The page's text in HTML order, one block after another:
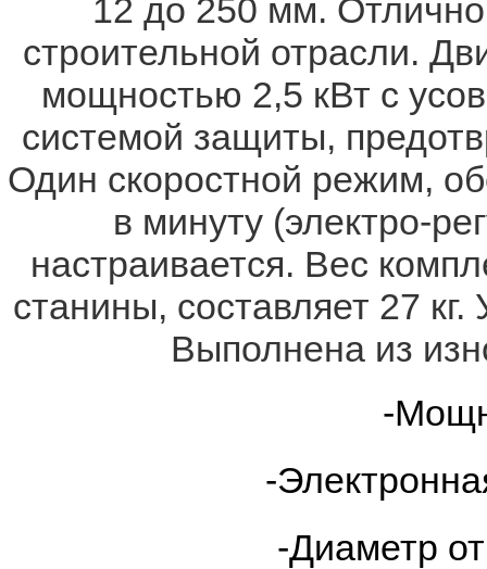
12 до 250 мм.
строительной отрасли.
мощностью 2,5 кВт с
системой защиты,
Один скоростной режим,
в минуту (электро-
настраивается. Вес
станины, составляет 27
Выполнена из
-
-
-Диаметр